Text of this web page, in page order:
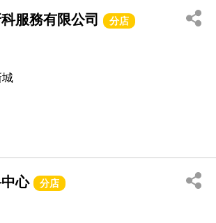
服務有限公司 分店
城
心 分店